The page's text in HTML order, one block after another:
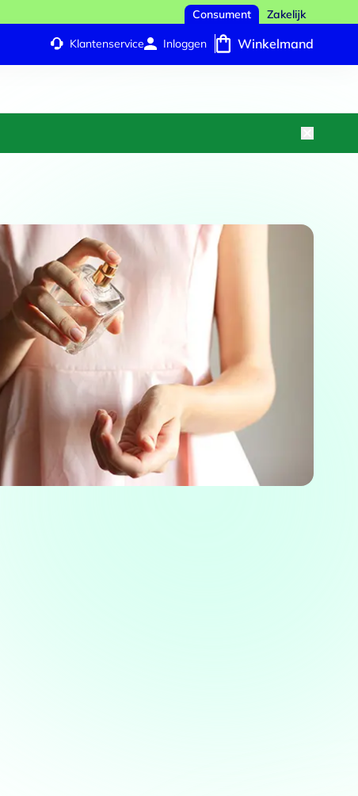
Consument Zakelijk
Klantenservice Inloggen Winkelmand